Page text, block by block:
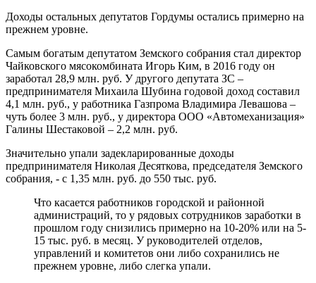
Доходы остальных депутатов Гордумы остались примерно на
прежнем уровне.
Самым богатым депутатом Земского собрания стал директор
Чайковского мясокомбината Игорь Ким, в 2016 году он
заработал 28,9 млн. руб. У другого депутата ЗС –
предпринимателя Михаила Шубина годовой доход составил
4,1 млн. руб., у работника Газпрома Владимира Левашова –
чуть более 3 млн. руб., у директора ООО «Автомеханизация»
Галины Шестаковой – 2,2 млн. руб.
Значительно упали задекларированные доходы
предпринимателя Николая Десяткова, председателя Земского
собрания, - с 1,35 млн. руб. до 550 тыс. руб.
Что касается работников городской и районной
администраций, то у рядовых сотрудников заработки в
прошлом году снизились примерно на 10-20% или на 5-
15 тыс. руб. в месяц. У руководителей отделов,
управлений и комитетов они либо сохранились не
прежнем уровне, либо слегка упали.